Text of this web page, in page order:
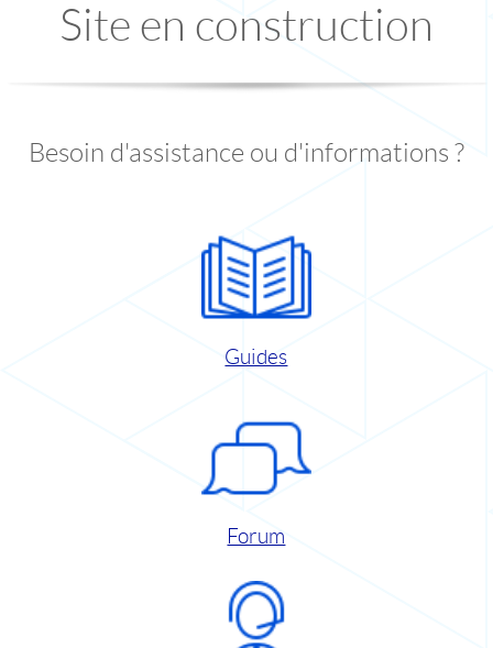
Site en construction
Besoin d'assistance ou d'informations ?
Guides
Forum